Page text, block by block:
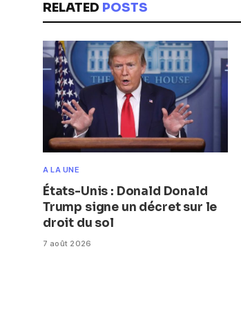
RELATED POSTS
A LA UNE
États-Unis : Donald Donald
Trump signe un décret sur le
droit du sol
7 août 2026